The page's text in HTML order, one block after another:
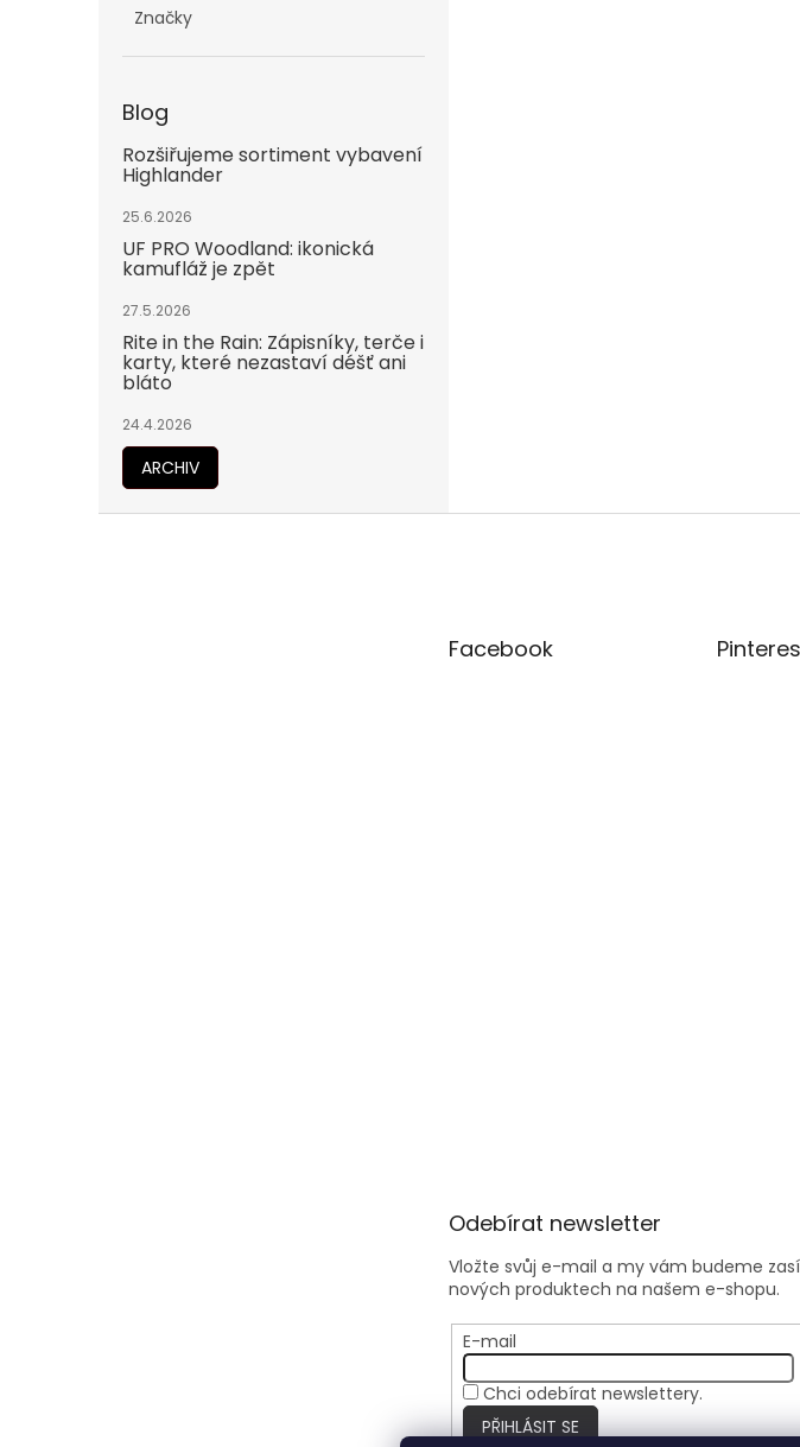
Značky
Blog
Rozšiřujeme sortiment vybavení
Highlander
25.6.2026
UF PRO Woodland: ikonická
kamufláž je zpět
27.5.2026
Rite in the Rain: Zápisníky, terče i
karty, které nezastaví déšť ani
bláto
24.4.2026
ARCHIV
Facebook
Odebírat newsletter
Vložte svůj e-mail a my vám budeme
nových produktech na našem e-shopu.
E-mail
Chci odebírat newslettery.
PŘIHLÁSIT SE